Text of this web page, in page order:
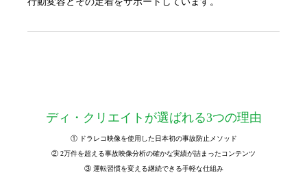
ディ・クリエイトが選ばれる3つの理由
① ドラレコ映像を使用した日本初の事故防止メソッド
② 2万件を超える事故映像分析の確かな実績が詰まったコンテンツ
③ 運転習慣を変える継続できる手軽な仕組み